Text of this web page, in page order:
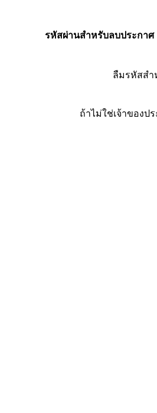
รหัสผ่านสำหรับลบประกาศ
ลืมรหัสส
ถ้าไม่ใช่เจ้าของป